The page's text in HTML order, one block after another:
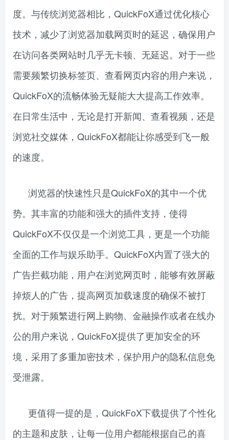
度。与传统浏览器相比，QuickFoX通过优化核心
技术，减少了浏览器加载网页时的延迟，确保用户
在访问各类网站时几乎无卡顿、无延迟。对于一些
需要频繁切换标签页、查看网页内容的用户来说，
QuickFoX的流畅体验无疑能大大提高工作效率。
在日常生活中，无论是打开新闻、查看视频，还是
浏览社交媒体，QuickFoX都能让你感受到飞一般
的速度。
浏览器的快速性只是QuickFoX的其中一个优
势。其丰富的功能和强大的插件支持，使得
QuickFoX不仅仅是一个浏览工具，更是一个功能
全面的工作与娱乐助手。QuickFoX内置了强大的
广告拦截功能，用户在浏览网页时，能够有效屏蔽
掉烦人的广告，提高网页加载速度的确保不被打
扰。对于频繁进行网上购物、金融操作或者在线办
公的用户来说，QuickFoX提供了更加安全的环
境，采用了多重加密技术，保护用户的隐私信息免
受泄露。
更值得一提的是，QuickFoX下载提供了个性化
的主题和皮肤，让每一位用户都能根据自己的喜